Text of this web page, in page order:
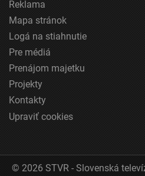
polohe
Identifikácia zariadení na základe
vyžiadaných informácií
Nevyhnutné
Reklama
Mapa stránok
Logá na stiahnutie
Pre médiá
Prenájom majetku
Projekty
Kontakty
Upraviť cookies
© 2026 STVR - Slovenská